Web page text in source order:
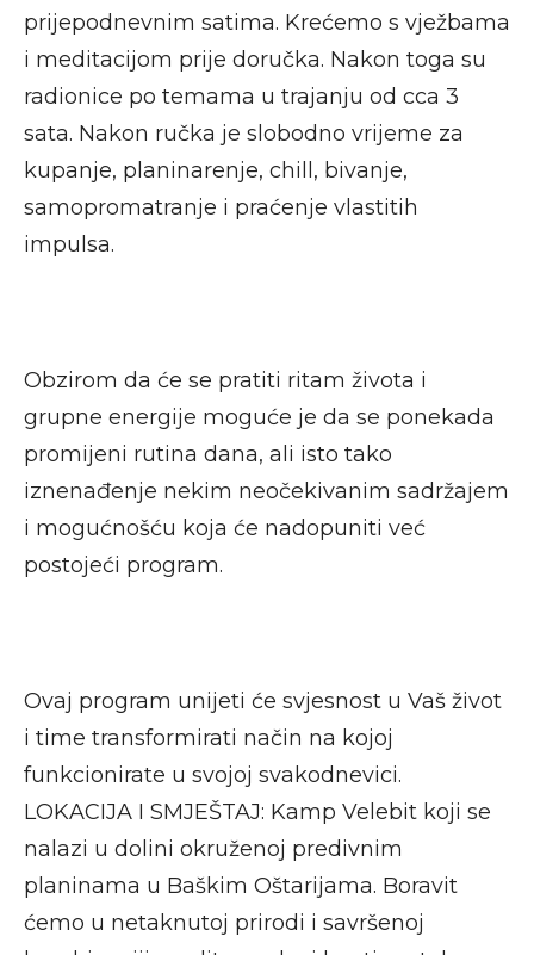
prijepodnevnim satima. Krećemo s vježbama
i meditacijom prije doručka. Nakon toga su
radionice po temama u trajanju od cca 3
sata. Nakon ručka je slobodno vrijeme za
kupanje, planinarenje, chill, bivanje,
samopromatranje i praćenje vlastitih
impulsa.
Obzirom da će se pratiti ritam života i
grupne energije moguće je da se ponekada
promijeni rutina dana, ali isto tako
iznenađenje nekim neočekivanim sadržajem
i mogućnošću koja će nadopuniti već
postojeći program.
Ovaj program unijeti će svjesnost u Vaš život
i time transformirati način na kojoj
funkcionirate u svojoj svakodnevici.
LOKACIJA I SMJEŠTAJ: Kamp Velebit koji se
nalazi u dolini okruženoj predivnim
planinama u Baškim Oštarijama. Boravit
ćemo u netaknutoj prirodi i savršenoj